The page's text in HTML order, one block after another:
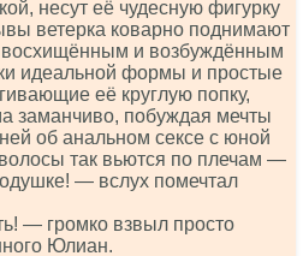
несут её чудесную фигурку
ветерка коварно поднимают
восхищённым и возбуждённым
идеальной формы и простые
её круглую попку,
заманчиво, побуждая мечты
об анальном сексе с юной
так вьются по плечам —
— вслух помечтал
— громко взвыл просто
Юлиан.